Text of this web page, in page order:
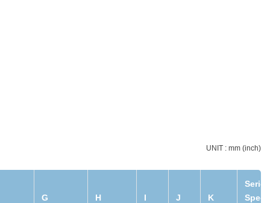
UNIT : mm (inch)
G H I J K
Series
Spec.